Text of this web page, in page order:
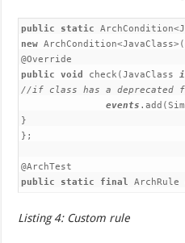
public static
new ArchCondition<JavaClass>(
public void check(JavaClass
//if class has a deprecated
events
}
};
public static final ArchRule
Listing 4: Custom rule